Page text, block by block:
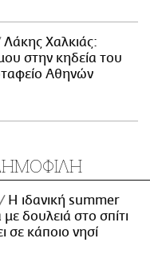
Λάκης Χαλκιάς:
στην κηδεία του
Αθηνών
Η ιδανική summer
με δουλειά στο σπίτι
σε κάποιο νησί